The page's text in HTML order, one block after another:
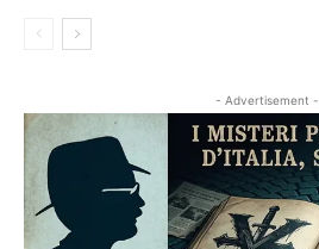
- Advertisement -